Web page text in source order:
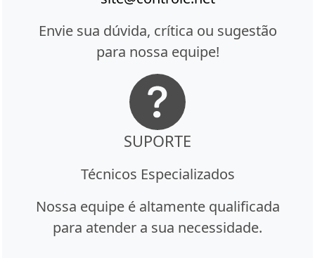
Envie sua dúvida, crítica ou sugestão
para nossa equipe!
SUPORTE
Técnicos Especializados
Nossa equipe é altamente qualificada
para atender a sua necessidade.